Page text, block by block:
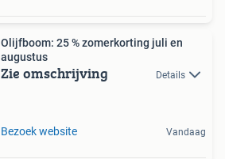
Olijfboom: 25 % zomerkorting juli en
augustus
Zie omschrijving Details
Bezoek website Vandaag